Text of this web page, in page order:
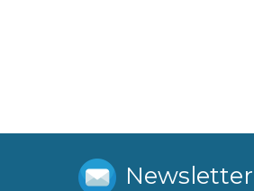
Newsletter